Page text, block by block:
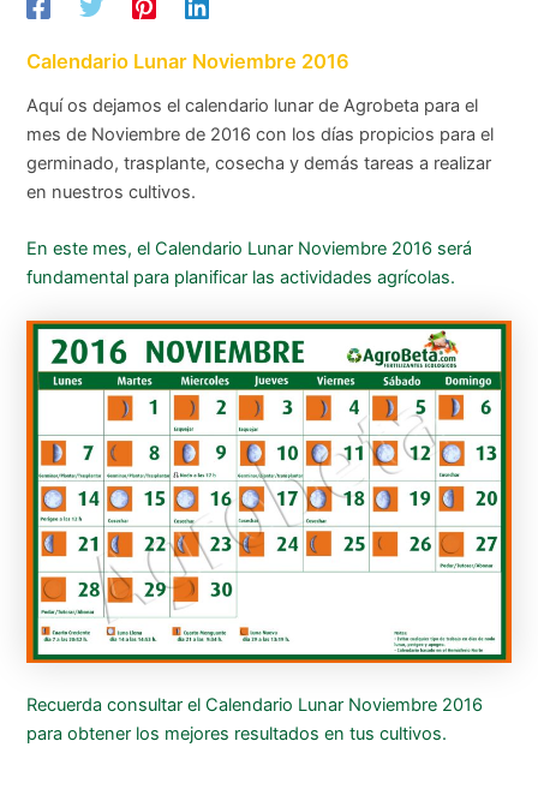
Calendario Lunar Noviembre 2016
Aquí os dejamos el calendario lunar de Agrobeta para el
mes de Noviembre de 2016 con los días propicios para el
germinado, trasplante, cosecha y demás tareas a realizar
en nuestros cultivos.
En este mes, el Calendario Lunar Noviembre 2016 será
fundamental para planificar las actividades agrícolas.
Recuerda consultar el Calendario Lunar Noviembre 2016
para obtener los mejores resultados en tus cultivos.